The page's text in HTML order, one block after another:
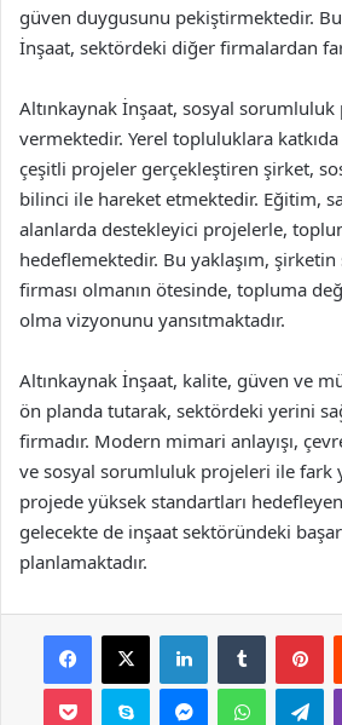
güven duygusunu pekiştirmektedir.
İnşaat, sektördeki diğer firmalardan
Altınkaynak İnşaat, sosyal
vermektedir. Yerel topluluklara
çeşitli projeler gerçekleştiren şirket,
bilinci ile hareket etmektedir. Eğitim,
alanlarda destekleyici projelerle,
hedeflemektedir. Bu yaklaşım,
firması olmanın ötesinde, topluma
olma vizyonunu yansıtmaktadır.
Altınkaynak İnşaat, kalite, güven ve
ön planda tutarak, sektördeki yerini
firmadır. Modern mimari anlayışı,
ve sosyal sorumluluk projeleri ile fark
projede yüksek standartları
gelecekte de inşaat sektöründeki
planlamaktadır.
Facebook
X LinkedInTumblr
Pocket Skype MessengerWhatsApp